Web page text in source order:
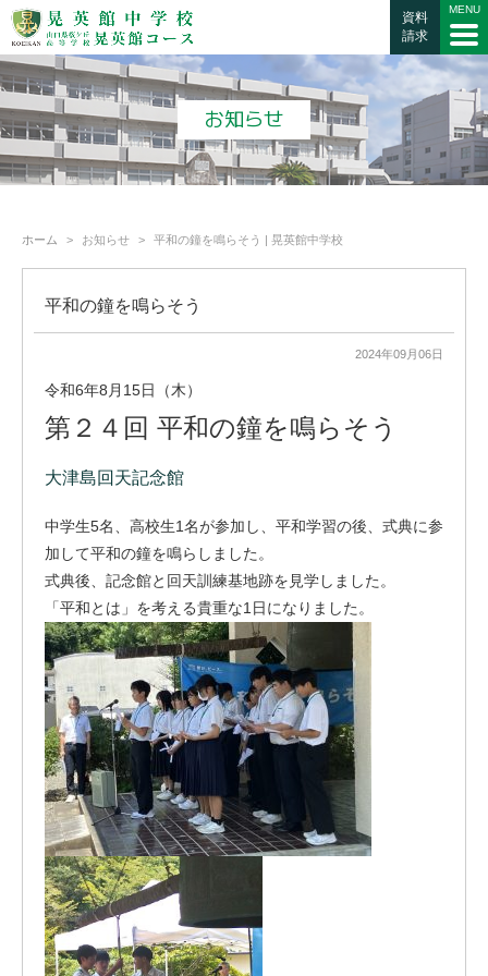
資料
請求
お知らせ
ホーム お知らせ 平和の鐘を鳴らそう | 晃英館中学校
平和の鐘を鳴らそう
2024年09月06日
令和6年8月15日（木）
第２４回 平和の鐘を鳴らそう
大津島回天記念館
中学生5名、高校生1名が参加し、平和学習の後、式典に参
加して平和の鐘を鳴らしました。
式典後、記念館と回天訓練基地跡を見学しました。
「平和とは」を考える貴重な1日になりました。